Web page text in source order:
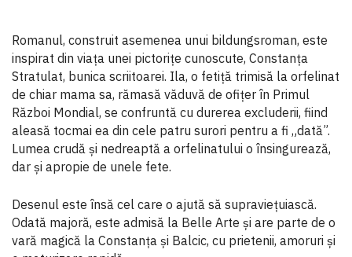
Romanul, construit asemenea unui bildungsroman, este
inspirat din viața unei pictorițe cunoscute, Constanța
Stratulat, bunica scriitoarei. Ila, o fetiță trimisă la orfelinat
de chiar mama sa, rămasă văduvă de ofițer în Primul
Război Mondial, se confruntă cu durerea excluderii, fiind
aleasă tocmai ea din cele patru surori pentru a fi „dată”.
Lumea crudă și nedreaptă a orfelinatului o însingurează,
dar și apropie de unele fete.
Desenul este însă cel care o ajută să supraviețuiască.
Odată majoră, este admisă la Belle Arte și are parte de o
vară magică la Constanța și Balcic, cu prietenii, amoruri și